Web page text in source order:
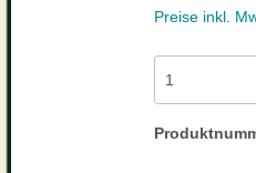
Preise inkl.